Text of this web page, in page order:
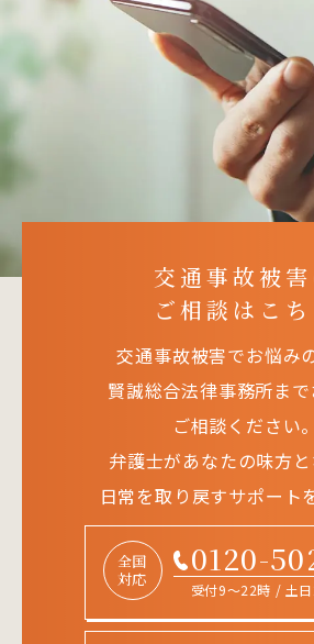
交通事故被害
ご相談はこち
交通事故被害でお悩み
賢誠総合法律事務所ま
ご相談ください。
弁護士があなたの味方と
日常を取り戻すサポート
全国
対応
0120-
受付9～22時 / 土